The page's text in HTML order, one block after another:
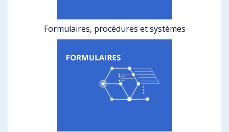
Formulaires, procédures et systèmes